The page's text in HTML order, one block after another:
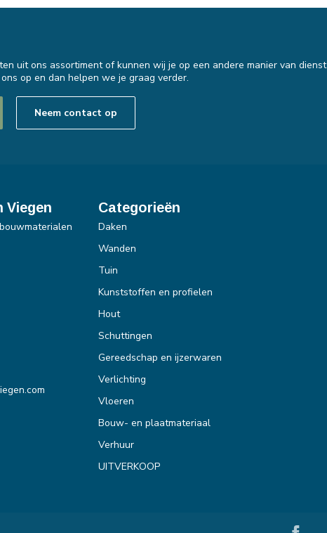
uit ons assortiment of kunnen wij je op een andere manier van dienst
op en dan helpen we je graag verder.
Neem contact op
Viegen Categorieën
Daken
Wanden
Tuin
Kunststoffen en profielen
Hout
Schuttingen
Gereedschap en ijzerwaren
Verlichting
Vloeren
Bouw- en plaatmateriaal
Verhuur
UITVERKOOP